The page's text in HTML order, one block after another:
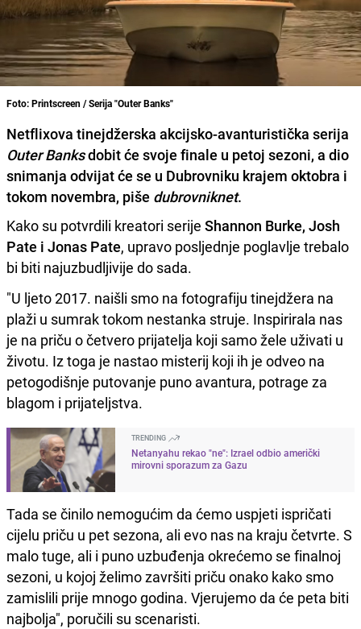
Foto: Printscreen / Serija "Outer Banks"
Netflixova tinejdžerska akcijsko-avanturistička serija
Outer Banksdobit će svoje finale u petoj sezoni, a dio
snimanja odvijat će se u Dubrovniku krajem oktobra i
tokom novembra, piše dubrovniknet.
Kako su potvrdili kreatori serije Shannon Burke, Josh
Pate i Jonas Pate, upravo posljednje poglavlje trebalo
bi biti najuzbudljivije do sada.
"U ljeto 2017. naišli smo na fotografiju tinejdžera na
plaži u sumrak tokom nestanka struje. Inspirirala nas
je na priču o četvero prijatelja koji samo žele uživati u
životu. Iz toga je nastao misterij koji ih je odveo na
petogodišnje putovanje puno avantura, potrage za
blagom i prijateljstva.
TRENDING
Netanyahu rekao "ne": Izrael odbio američki
mirovni sporazum za Gazu
Tada se činilo nemogućim da ćemo uspjeti ispričati
cijelu priču u pet sezona, ali evo nas na kraju četvrte. S
malo tuge, ali i puno uzbuđenja okrećemo se finalnoj
sezoni, u kojoj želimo završiti priču onako kako smo
zamislili prije mnogo godina. Vjerujemo da će peta biti
najbolja", poručili su scenaristi.